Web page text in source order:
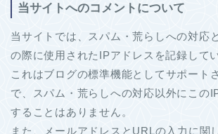
当サイトへのコメントについて
当サイトでは、スパム・荒らしへの対応
の際に使用されたIPアドレスを記録して
これはブログの標準機能としてサポート
で、スパム・荒らしへの対応以外にこの
することはありません。
また、メールアドレスとURLの入力に関